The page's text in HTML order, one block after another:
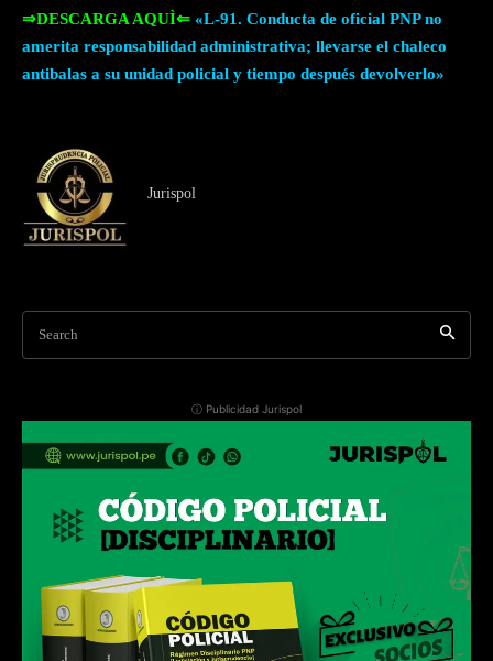
⇒DESCARGA AQUÌ⇐ «L-91. Conducta de oficial PNP no
amerita responsabilidad administrativa; llevarse el chaleco
antibalas a su unidad policial y tiempo después devolverlo»
Jurispol
Search
ⓘ Publicidad Jurispol